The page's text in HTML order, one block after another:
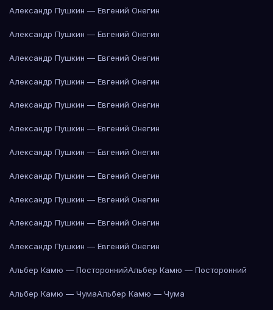
Александр Пушкин — Евгений Онегин
Александр Пушкин — Евгений Онегин
Александр Пушкин — Евгений Онегин
Александр Пушкин — Евгений Онегин
Александр Пушкин — Евгений Онегин
Александр Пушкин — Евгений Онегин
Александр Пушкин — Евгений Онегин
Александр Пушкин — Евгений Онегин
Александр Пушкин — Евгений Онегин
Александр Пушкин — Евгений Онегин
Александр Пушкин — Евгений Онегин
Альбер Камю — ПостороннийАльбер Камю — Посторонний
Альбер Камю — ЧумаАльбер Камю — Чума